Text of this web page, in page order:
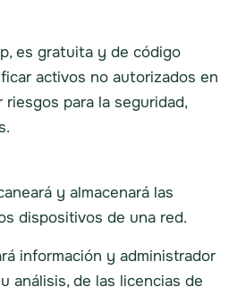
es gratuita y de código
activos no autorizados en
para la seguridad,
y almacenará las
dispositivos de una red.
información y administrador
análisis, de las licencias de